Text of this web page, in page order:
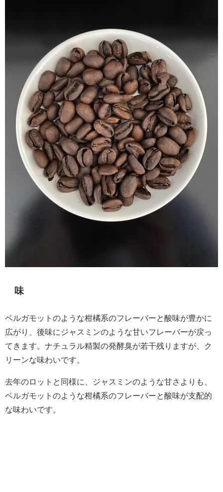
味
ベルガモットのような柑橘系のフレーバーと酸味が豊かに
広がり、後味にジャスミンのような甘いフレーバーが戻っ
てきます。ナチュラル精製の発酵臭が若干残りますが、ク
リーンな味わいです。
去年のロットと同様に、ジャスミンのような甘さよりも、
ベルガモットのような柑橘系のフレーバーと酸味が支配的
な味わいです。